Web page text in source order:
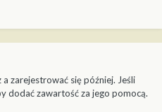
zarejestrować się później. Jeśli
dodać zawartość za jego pomocą.